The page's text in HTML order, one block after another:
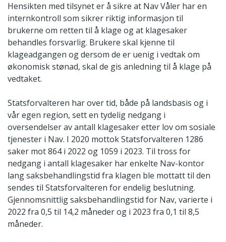
Hensikten med tilsynet er å sikre at Nav Våler har en
internkontroll som sikrer riktig informasjon til
brukerne om retten til å klage og at klagesaker
behandles forsvarlig. Brukere skal kjenne til
klageadgangen og dersom de er uenig i vedtak om
økonomisk stønad, skal de gis anledning til å klage på
vedtaket.
Statsforvalteren har over tid, både på landsbasis og i
vår egen region, sett en tydelig nedgang i
oversendelser av antall klagesaker etter lov om sosiale
tjenester i Nav. I 2020 mottok Statsforvalteren 1286
saker mot 864 i 2022 og 1059 i 2023. Til tross for
nedgang i antall klagesaker har enkelte Nav-kontor
lang saksbehandlingstid fra klagen ble mottatt til den
sendes til Statsforvalteren for endelig beslutning.
Gjennomsnittlig saksbehandlingstid for Nav, varierte i
2022 fra 0,5 til 14,2 måneder og i 2023 fra 0,1 til 8,5
måneder.